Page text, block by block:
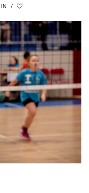
IN /